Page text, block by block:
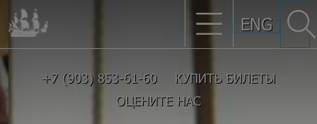
ENG
+7 (903) 853-61-60
КУПИТЬ БИЛЕТЫ
ОЦЕНИТЕ НАС